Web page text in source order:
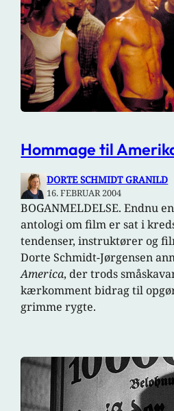
Hommage til
DORTE SCHMIDT GRANILD
16. FEBRUAR 2004
BOGANMELDELSE. Endnu
antologi om film er sat i
tendenser, instruktører og
Dorte Schmidt-Jørgensen
America, der trods
kærkomment bidrag til
grimme rygte.